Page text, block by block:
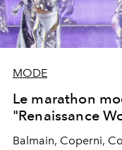
MODE
Le marathon
"Renaissance
Balmain, Coperni,